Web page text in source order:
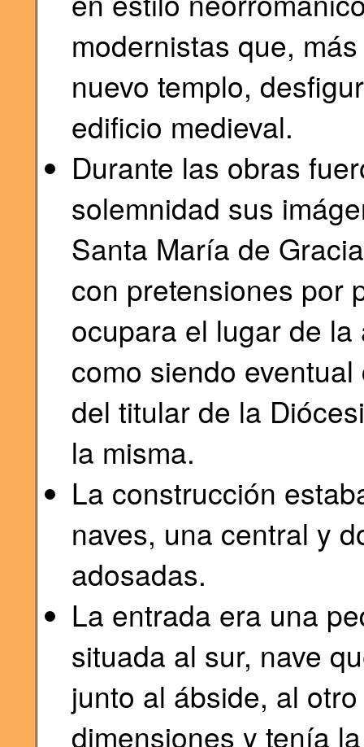
modernistas que,
nuevo templo,
edificio medieval.
Durante las obras
solemnidad sus
Santa María de
con pretensiones por
ocupara el lugar de
como siendo
del titular de la
la misma.
La construcción
naves, una central y
adosadas.
La entrada era una
situada al sur, nave
junto al ábside, al
dimensiones y tenía